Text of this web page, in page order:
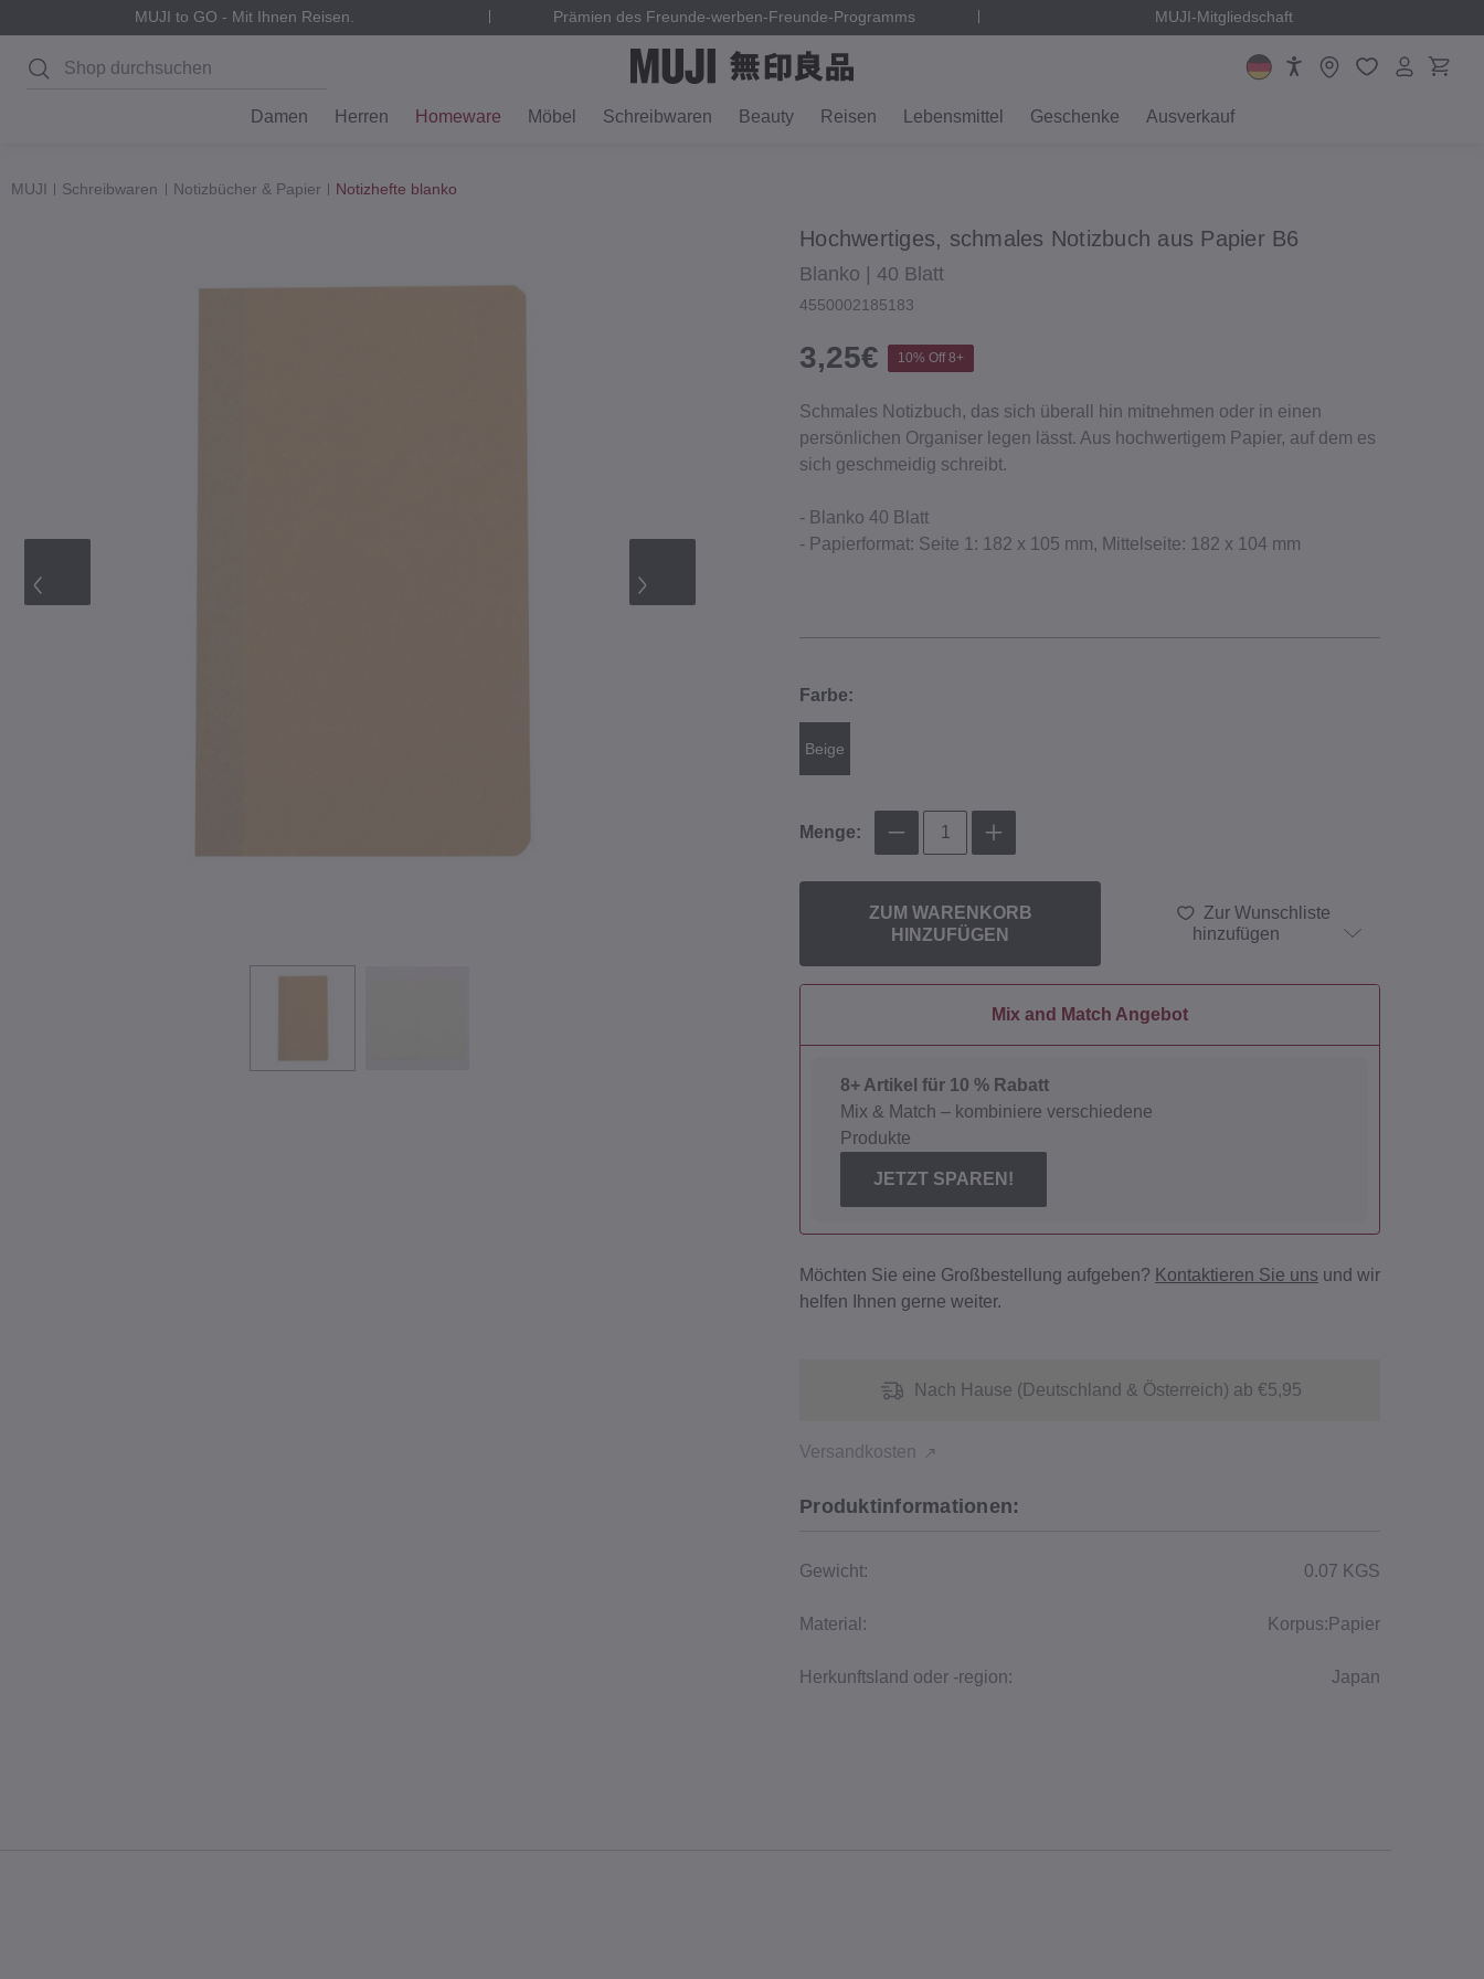
MUJI to GO - Mit Ihnen Reisen. Prämien des Freunde-werben-Freunde-Programms MUJI-Mitgliedschaft
Suchen
Damen Herren Homeware Möbel Schreibwaren Beauty Reisen Lebensmittel Geschenke Ausverkauf
MUJI Schreibwaren Notizbücher & Papier Notizhefte blanko
Hochwertiges, schmales Notizbuch aus Papier B6
Blanko | 40 Blatt
4550002185183
3,25€ 10% Off 8+
Schmales Notizbuch, das sich überall hin mitnehmen oder in einen
persönlichen Organiser legen lässt. Aus hochwertigem Papier, auf dem es
sich geschmeidig schreibt.
- Blanko 40 Blatt
- Papierformat: Seite 1: 182 x 105 mm, Mittelseite: 182 x 104 mm
Farbe:
Beige
Menge:
ZUM WARENKORB
HINZUFÜGEN
Zur Wunschliste
hinzufügen
Mix and Match Angebot
8+ Artikel für 10 % Rabatt
Mix & Match – kombiniere verschiedene
Produkte
JETZT SPAREN!
Produktinformationen:
Gewicht: 0.07 KGS
Material: Korpus:Papier
Herkunftsland oder -region: Japan
Nach Hause (Deutschland & Österreich) ab €5,95
Versandkosten
Möchten Sie eine Großbestellung aufgeben? Kontaktieren Sie uns und wir
helfen Ihnen gerne weiter.